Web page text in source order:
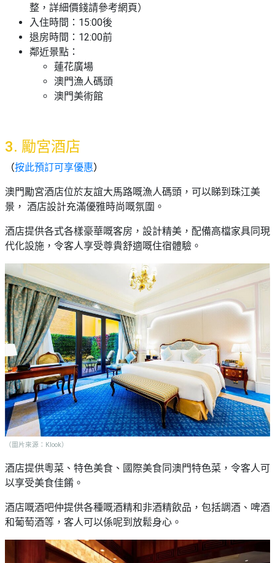
整，詳細價錢請參考網頁）
入住時間：15:00後
退房時間：12:00前
鄰近景點：
蓮花廣場
澳門漁人碼頭
澳門美術館
3. 勵宮酒店
（按此預訂可享優惠）
澳門勵宮酒店位於友誼大馬路嘅漁人碼頭，可以睇到珠江美
景， 酒店設計充滿優雅時尚嘅氛圍。
酒店提供各式各樣豪華嘅客房，設計精美，配備高檔家具同現
代化設施，令客人享受尊貴舒適嘅住宿體驗。
（圖片來源：Klook）
酒店提供粵菜、特色美食、國際美食同澳門特色菜，令客人可
以享受美食佳餚。
酒店嘅酒吧仲提供各種嘅酒精和非酒精飲品，包括調酒、啤酒
和葡萄酒等，客人可以係呢到放鬆身心。